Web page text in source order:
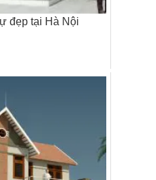
đẹp tại Hà Nội